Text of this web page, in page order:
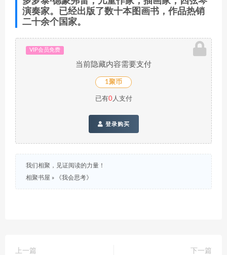
演奏家。已经出版了数十本图画书，作品热销
二十余个国家。
VIP会员免费
当前隐藏内容需要支付
1聚币
已有0人支付
登录购买
我们相聚，见证阅读的力量！
相聚书屋 » 《我会思考》
上一篇
下一篇